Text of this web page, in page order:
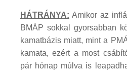
HÁTRÁNYA: Amikor az
BMÁP sokkal gyorsabban
kamatbázis miatt, mint a
kamata, ezért a most
pár hónap múlva is